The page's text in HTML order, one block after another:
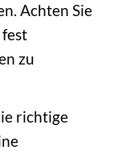
Achten Sie
zu
richtige